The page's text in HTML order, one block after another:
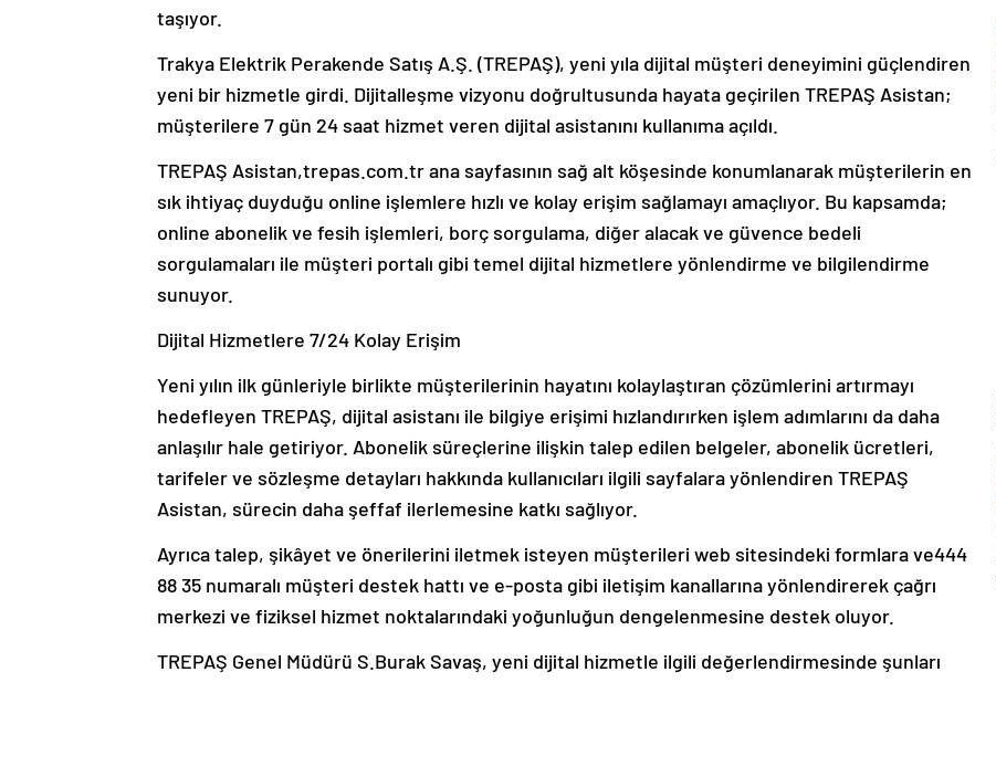
taşıyor.
Trakya Elektrik Perakende Satış A.Ş. (TREPAŞ), yeni yıla dijital müşteri deneyimini güçlendiren
yeni bir hizmetle girdi. Dijitalleşme vizyonu doğrultusunda hayata geçirilen TREPAŞ Asistan;
müşterilere 7 gün 24 saat hizmet veren dijital asistanını kullanıma açıldı.
TREPAŞ Asistan,trepas.com.tr ana sayfasının sağ alt köşesinde konumlanarak müşterilerin en
sık ihtiyaç duyduğu online işlemlere hızlı ve kolay erişim sağlamayı amaçlıyor. Bu kapsamda;
online abonelik ve fesih işlemleri, borç sorgulama, diğer alacak ve güvence bedeli
sorgulamaları ile müşteri portalı gibi temel dijital hizmetlere yönlendirme ve bilgilendirme
sunuyor.
Dijital Hizmetlere 7/24 Kolay Erişim
Yeni yılın ilk günleriyle birlikte müşterilerinin hayatını kolaylaştıran çözümlerini artırmayı
hedefleyen TREPAŞ, dijital asistanı ile bilgiye erişimi hızlandırırken işlem adımlarını da daha
anlaşılır hale getiriyor. Abonelik süreçlerine ilişkin talep edilen belgeler, abonelik ücretleri,
tarifeler ve sözleşme detayları hakkında kullanıcıları ilgili sayfalara yönlendiren TREPAŞ
Asistan, sürecin daha şeffaf ilerlemesine katkı sağlıyor.
Ayrıca talep, şikâyet ve önerilerini iletmek isteyen müşterileri web sitesindeki formlara ve444
88 35 numaralı müşteri destek hattı ve e-posta gibi iletişim kanallarına yönlendirerek çağrı
merkezi ve fiziksel hizmet noktalarındaki yoğunluğun dengelenmesine destek oluyor.
TREPAŞ Genel Müdürü S.Burak Savaş, yeni dijital hizmetle ilgili değerlendirmesinde şunları